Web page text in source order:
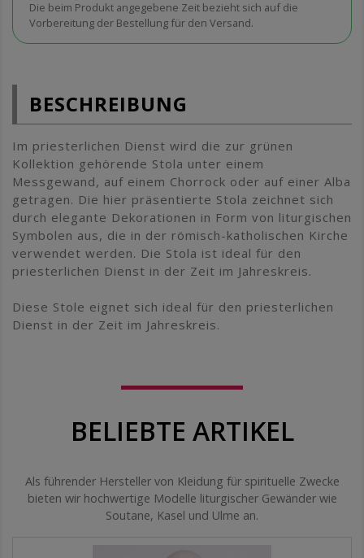
Die beim Produkt angegebene Zeit bezieht sich auf die
Vorbereitung der Bestellung für den Versand.
BESCHREIBUNG
Im priesterlichen Dienst wird die zur grünen
Kollektion gehörende Stola unter einem
Messgewand, auf einem Chorrock oder auf einer Alba
getragen. Die hier präsentierte Stola zeichnet sich
durch elegante Dekorationen in Form von liturgischen
Symbolen aus, die in der römisch-katholischen Kirche
verwendet werden. Die Stola ist ideal für den
priesterlichen Dienst in der Zeit im Jahreskreis.
Diese Stole eignet sich ideal für den priesterlichen
Dienst in der Zeit im Jahreskreis.
BELIEBTE ARTIKEL
Als führender Hersteller von Kleidung für spirituelle Zwecke
bieten wir hochwertige Modelle liturgischer Gewänder wie
Soutane, Kasel und Ulme an.